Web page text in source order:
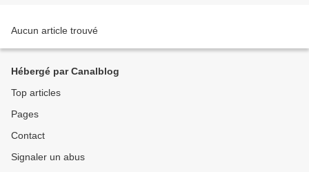
Aucun article trouvé
Hébergé par Canalblog
Top articles
Pages
Contact
Signaler un abus